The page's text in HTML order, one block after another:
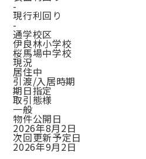
-
現行利回り
-
通学校区
伊良林小学校
桜馬場中学校
現況
居住中
引渡/入居時期
期日指定
取引態様
一般
物件公開日
2026年8月2日
次回更新予定日
2026年9月2日